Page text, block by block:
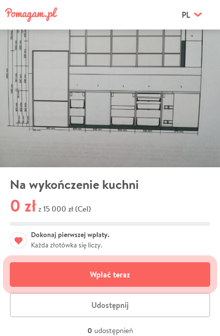
PL
Na wykończenie kuchni
0 zł z 15 000 zł (Cel)
Dokonaj pierwszej wpłaty.
Każda złotówka się liczy.
Wpłać teraz
Udostępnij
0 udostępnień